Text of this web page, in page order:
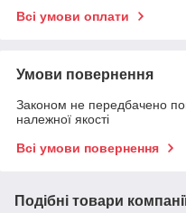
Всі умови оплати
Умови повернення
Законом не передбачено
належної якості
Всі умови повернення
Подібні товари